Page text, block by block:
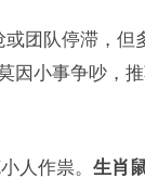
团队停滞，但
因小事争吵，
人作祟。 生肖